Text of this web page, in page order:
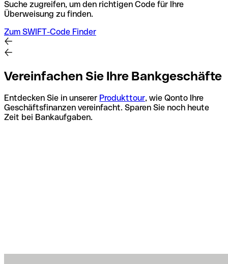
Suche zugreifen, um den richtigen Code für Ihre
Überweisung zu finden.
Zum SWIFT-Code Finder
Vereinfachen Sie Ihre Bankgeschäfte
Entdecken Sie in unserer Produkttour, wie Qonto Ihre
Geschäftsfinanzen vereinfacht. Sparen Sie noch heute
Zeit bei Bankaufgaben.